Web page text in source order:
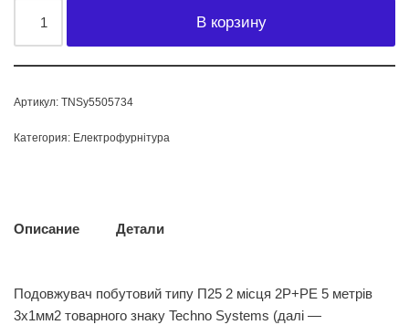
В корзину
Артикул: TNSy5505734
Категория: Електрофурнітура
Описание Детали
Подовжувач побутовий типу П25 2 місця 2Р+РЕ 5 метрів
3х1мм2 товарного знаку Techno Systems (далі —